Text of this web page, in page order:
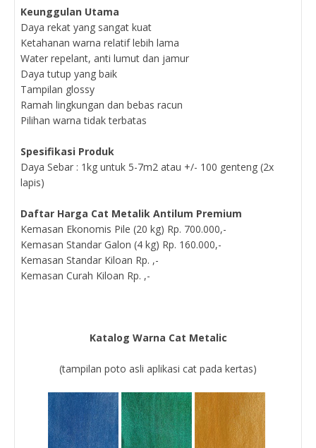
Keunggulan Utama
Daya rekat yang sangat kuat
Ketahanan warna relatif lebih lama
Water repelant, anti lumut dan jamur
Daya tutup yang baik
Tampilan glossy
Ramah lingkungan dan bebas racun
Pilihan warna tidak terbatas
Spesifikasi Produk
Daya Sebar : 1kg untuk 5-7m2 atau +/- 100 genteng (2x
lapis)
Daftar Harga Cat Metalik Antilum Premium
Kemasan Ekonomis Pile (20 kg) Rp. 700.000,-
Kemasan Standar Galon (4 kg) Rp. 160.000,-
Kemasan Standar Kiloan Rp. ,-
Kemasan Curah Kiloan Rp. ,-
Katalog Warna Cat Metalic
(tampilan poto asli aplikasi cat pada kertas)